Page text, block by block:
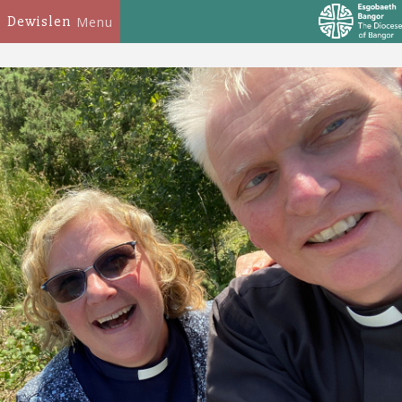
Dewislen Menu